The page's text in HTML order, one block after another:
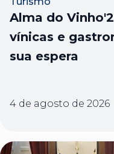
Alma do
vínicas e
sua espera
4 de agosto de 2026